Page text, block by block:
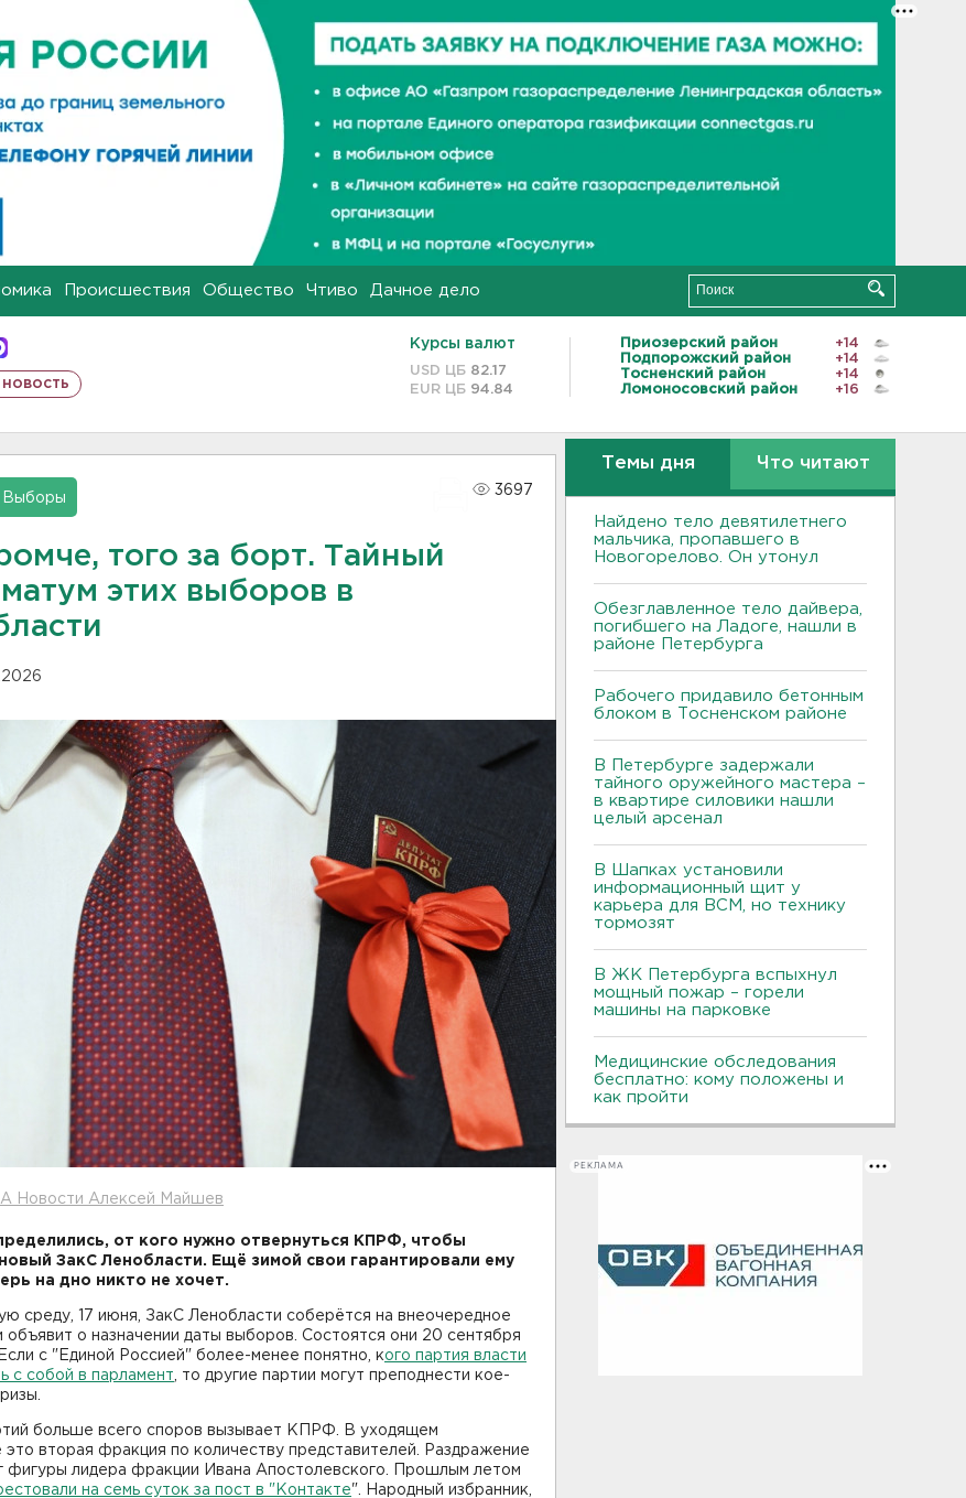
Происшествия Общество Чтиво Дачное дело
Курсы валют
USD ЦБ 82.17
EUR ЦБ 94.84
Приозерский район
+14
Подпорожский район
+14
Тосненский район
+14
Ломоносовский район
+16
Выборы
3697
того за борт. Тайный
этих выборов в
Новости Алексей Майшев
от кого нужно отвернуться КПРФ, чтобы
ЗакС Ленобласти. Ещё зимой свои гарантировали ему
на дно никто не хочет.
среду, 17 июня, ЗакС Ленобласти соберётся на внеочередное
объявит о назначении даты выборов. Состоятся они 20 сентября
с "Единой Россией" более-менее понятно, кого партия власти
с собой в парламент , то другие партии могут преподнести кое-
больше всего споров вызывает КПРФ. В уходящем
это вторая фракция по количеству представителей. Раздражение
фигуры лидера фракции Ивана Апостолевского. Прошлым летом
на семь суток за пост в "Контакте". Народный избранник,
Темы дня Что читают
Найдено тело девятилетнего
мальчика, пропавшего в
Новогорелово. Он утонул
Обезглавленное тело дайвера,
погибшего на Ладоге, нашли в
районе Петербурга
Рабочего придавило бетонным
блоком в Тосненском районе
В Петербурге задержали
тайного оружейного мастера –
в квартире силовики нашли
целый арсенал
В Шапках установили
информационный щит у
карьера для ВСМ, но технику
тормозят
В ЖК Петербурга вспыхнул
мощный пожар – горели
машины на парковке
Медицинские обследования
бесплатно: кому положены и
как пройти
РЕКЛАМА